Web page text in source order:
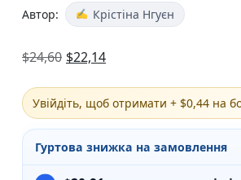
Автор: Крістіна Нгуєн
$24,60 $22,14
Увійдіть, щоб отримати + $0,44 на
Гуртова знижка на замовлення